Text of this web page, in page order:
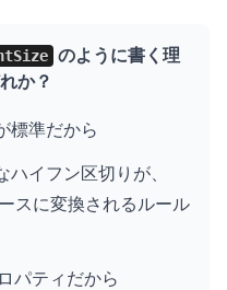
のように書く理
か？
標準だから
ハイフン区切りが、
スに変換されるルール
パティだから